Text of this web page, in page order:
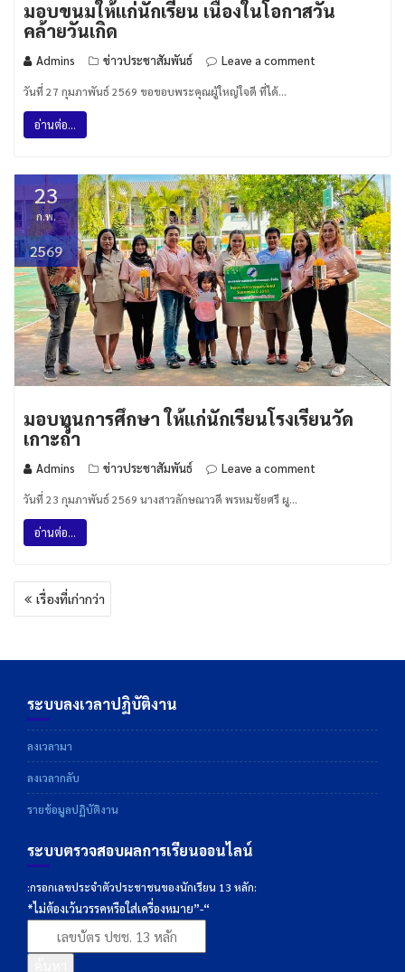
มอบขนมให้แก่นักเรียน เนื่องในโอกาสวัน
คล้ายวันเกิด
Admins ข่าวประชาสัมพันธ์ Leave a comment
วันที่ 27 กุมภาพันธ์ 2569 ขอขอบพระคุณผู้ใหญ่ใจดี ที่ได้…
อ่านต่อ...
23
ก.พ.
2569
มอบทุนการศึกษา ให้แก่นักเรียนโรงเรียนวัด
เกาะถ้ำ
Admins ข่าวประชาสัมพันธ์ Leave a comment
วันที่ 23 กุมภาพันธ์ 2569 นางสาวลักษณาวดี พรหมชัยศรี ผู…
อ่านต่อ...
แนะแนว
เรื่องเรื่องที่เก่ากว่า
ระบบลงเวลาปฏิบัติงาน
ลงเวลามา
ลงเวลากลับ
รายข้อมูลปฏิบัติงาน
ระบบตรวจสอบผลการเรียนออนไลน์
:กรอกเลขประจำตัวประชาชนของนักเรียน 13 หลัก:
*ไม่ต้องเว้นวรรคหรือใส่เครื่องหมาย”-“